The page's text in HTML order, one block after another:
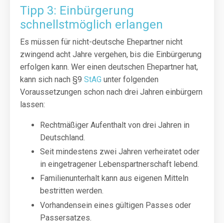
Tipp 3: Einbürgerung
schnellstmöglich erlangen
Es müssen für nicht-deutsche Ehepartner nicht
zwingend acht Jahre vergehen, bis die Einbürgerung
erfolgen kann. Wer einen deutschen Ehepartner hat,
kann sich nach §9 StAG unter folgenden
Voraussetzungen schon nach drei Jahren einbürgern
lassen:
Rechtmäßiger Aufenthalt von drei Jahren in
Deutschland.
Seit mindestens zwei Jahren verheiratet oder
in eingetragener Lebenspartnerschaft lebend.
Familienunterhalt kann aus eigenen Mitteln
bestritten werden.
Vorhandensein eines gültigen Passes oder
Passersatzes.